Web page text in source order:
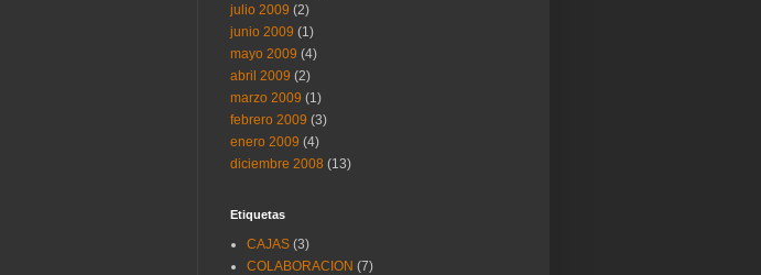
julio 2009 (2)
junio 2009 (1)
mayo 2009 (4)
abril 2009 (2)
marzo 2009 (1)
febrero 2009 (3)
enero 2009 (4)
diciembre 2008 (13)
Etiquetas
CAJAS (3)
COLABORACION (7)